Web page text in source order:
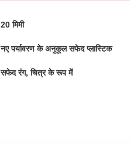
20 मिमी
नए पर्यावरण के अनुकूल सफेद प्लास्टिक
सफेद रंग, चित्र के रूप में